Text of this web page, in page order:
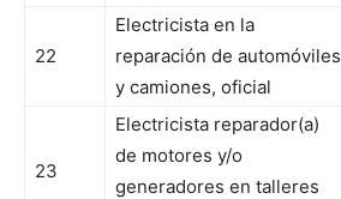
22
Electricista en la
reparación de automóviles
y camiones, oficial
23
Electricista reparador(a)
de motores y/o
generadores en talleres